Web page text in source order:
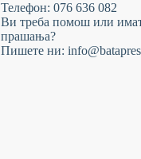
Телефон: 076 636 082
Ви треба помош или
прашања?
Пишете ни: